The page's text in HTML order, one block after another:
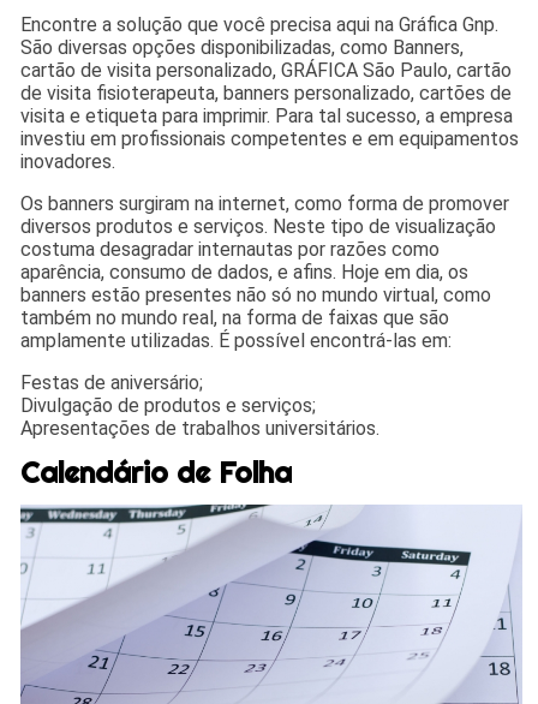
Encontre a solução que você precisa aqui na Gráfica Gnp.
São diversas opções disponibilizadas, como Banners,
cartão de visita personalizado, GRÁFICA São Paulo, cartão
de visita fisioterapeuta, banners personalizado, cartões de
visita e etiqueta para imprimir. Para tal sucesso, a empresa
investiu em profissionais competentes e em equipamentos
inovadores.
Os banners surgiram na internet, como forma de promover
diversos produtos e serviços. Neste tipo de visualização
costuma desagradar internautas por razões como
aparência, consumo de dados, e afins. Hoje em dia, os
banners estão presentes não só no mundo virtual, como
também no mundo real, na forma de faixas que são
amplamente utilizadas. É possível encontrá-las em:
Festas de aniversário;
Divulgação de produtos e serviços;
Apresentações de trabalhos universitários.
Calendário de Folha